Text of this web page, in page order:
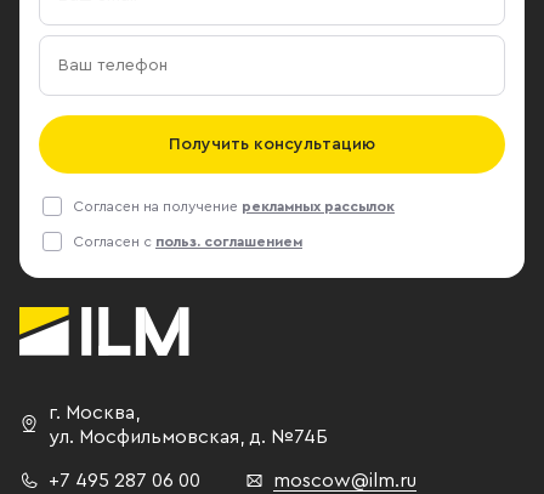
Получить консультацию
Согласен на получение рекламных рассылок
Согласен с польз. соглашением
г. Москва,
ул. Мосфильмовская, д. №74Б
+7 495 287 06 00 moscow@ilm.ru